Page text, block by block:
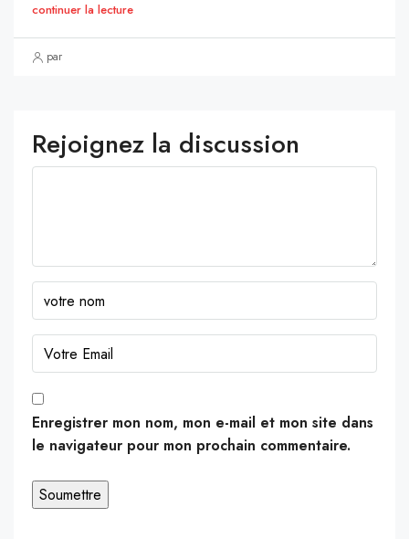
continuer la lecture
par
Rejoignez la discussion
Enregistrer mon nom, mon e-mail et mon site dans
le navigateur pour mon prochain commentaire.